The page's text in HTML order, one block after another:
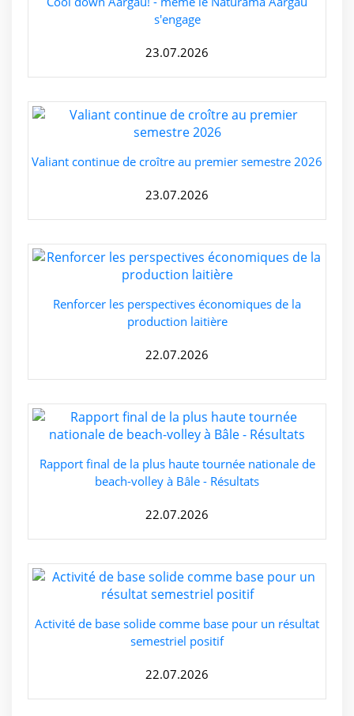
s'engage
23.07.2026
Valiant continue de croître au premier semestre 2026
23.07.2026
Renforcer les perspectives économiques de la
production laitière
22.07.2026
Rapport final de la plus haute tournée nationale de
beach-volley à Bâle - Résultats
22.07.2026
Activité de base solide comme base pour un résultat
semestriel positif
22.07.2026